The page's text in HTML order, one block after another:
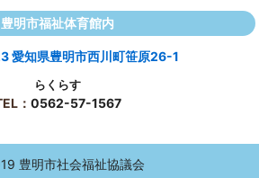
豊明市福祉体育館内
愛知県豊明市西川町笹原26-1
らくらす
： 0562-57-1567
豊明市社会福祉協議会